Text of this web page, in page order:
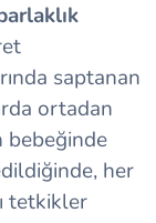
saptanan
ortadan
bebeğinde
her
tetkikler